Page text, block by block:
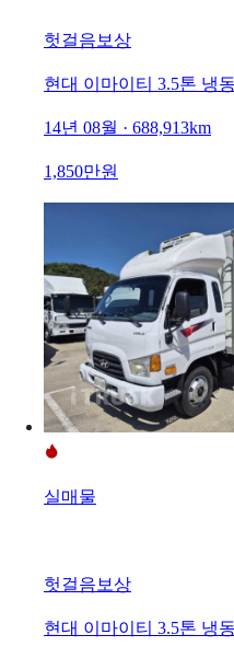
헛걸음보상
현대 이마이티 3.5톤 냉
14년 08월 · 688,913km
1,850만원
실매물
헛걸음보상
현대 이마이티 3.5톤 냉